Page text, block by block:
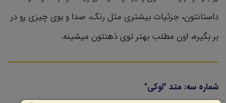
داستانتون، جزئیات بیشتری مثل رنگ، صدا و بوی چیزی رو در
بر بگیره، اون مطلب بهتر توی ذهنتون میشینه.
شماره سه: متد "لوکی"